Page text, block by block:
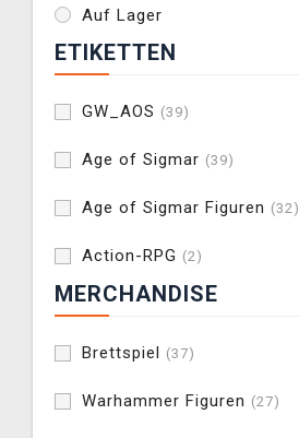
Auf Lager
ETIKETTEN
GW_AOS (39)
Age of Sigmar (39)
Age of Sigmar Figuren (32)
Action-RPG (2)
MERCHANDISE
Brettspiel (37)
Warhammer Figuren (27)